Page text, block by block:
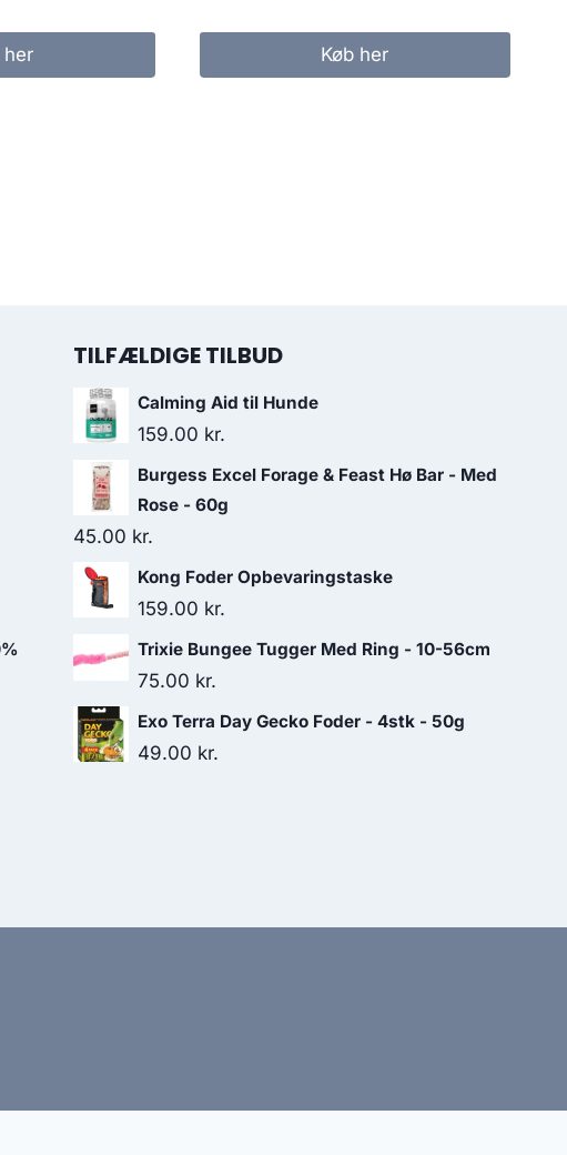
her
er:
Køb her
TILFÆLDIGE TILBUD
Calming Aid til Hunde
159.00 kr.
Burgess Excel Forage & Feast Hø Bar - Med
Rose - 60g
45.00 kr.
Kong Foder Opbevaringstaske
159.00 kr.
Trixie Bungee Tugger Med Ring - 10-56cm
75.00 kr.
Exo Terra Day Gecko Foder - 4stk - 50g
49.00 kr.